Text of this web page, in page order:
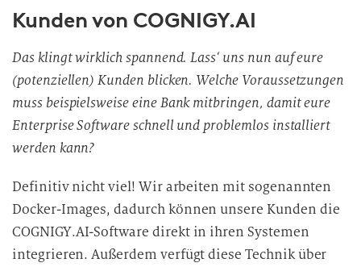
Kunden von COGNIGY.AI
Das klingt wirklich spannend. Lass‘ uns nun auf eure
(potenziellen) Kunden blicken. Welche Voraussetzungen
muss beispielsweise eine Bank mitbringen, damit eure
Enterprise Software schnell und problemlos installiert
werden kann?
Definitiv nicht viel! Wir arbeiten mit sogenannten
Docker-Images, dadurch können unsere Kunden die
COGNIGY.AI-Software direkt in ihren Systemen
integrieren. Außerdem verfügt diese Technik über